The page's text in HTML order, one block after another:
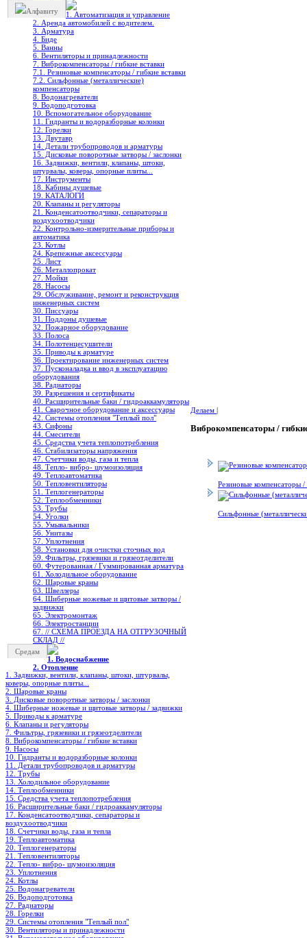
Алфавиту
1. Автоматизация и управление
2. Аренда автомобилей с водителем.
3. Арматура
4. Биде
5. Ванны
6. Вентиляторы и принадлежности
7. Виброкомпенсаторы / гибкие вставки
7.1. Резиновые компенсаторы / гибкие вставки
7.2. Сильфонные (металлические)
компенсаторы
8. Водонагреватели
9. Водоподготовка
10. Вспомогательное оборудование
11. Гидранты и водоразборные колонки
12. Горелки
13. Двутавр
14. Детали трубопроводов и арматуры
15. Дисковые поворотные затворы / заслонки
16. Задвижки, вентили, клапаны, штоки,
штурвалы, коверы, опорные плиты...
17. Инструменты
18. Кабины душевые
19. КАТАЛОГИ
20. Клапаны и регуляторы
21. Конденсатоотводчики, сепараторы и
воздухоотводчики
22. Контрольно-измерительные приборы и
автоматика
23. Котлы
24. Крепежные аксессуары
25. Лист
26. Металлопрокат
27. Мойки
28. Насосы
29. Обслуживание, ремонт и реконструкция
инженерных систем
30. Писсуары
31. Поддоны душевые
32. Пожарное оборудование
33. Полоса
34. Полотенцесушители
35. Приводы к арматуре
36. Проектирование инженерных систем
37. Пусконаладка и ввод в эксплуатацию
оборудования
38. Радиаторы
39. Разрешения и сертификаты
40. Расширительные баки / гидроаккамуляторы
41. Сварочное оборудование и аксессуары
42. Системы отопления "Теплый пол"
43. Сифоны
44. Смесители
45. Средства учета теплопотребления
46. Стабилизаторы напряжения
47. Счетчики воды, газа и тепла
48. Тепло- вибро- шумоизоляция
49. Теплоавтоматика
50. Тепловентиляторы
51. Теплогенераторы
52. Теплообменники
53. Трубы
54. Уголки
55. Умывальники
56. Унитазы
57. Уплотнения
58. Установки для очистки сточных вод
59. Фильтры, грязевики и грязеотделители
60. Футерованная / Гуммированная арматура
61. Холодильное oборудование
62. Шаровые краны
63. Швеллеры
64. Шиберные ножевые и щитовые затворы /
задвижки
65. Электромонтаж
66. Электростанции
67. // СХЕМА ПРОЕЗДА НА ОТГРУЗОЧНЫЙ
СКЛАД //
Средам
1. Водоснабжение
2. Отопление
1. Задвижки, вентили, клапаны, штоки, штурвалы,
коверы, опорные плиты...
2. Шаровые краны
3. Дисковые поворотные затворы / заслонки
4. Шиберные ножевые и щитовые затворы / задвижки
5. Приводы к арматуре
6. Клапаны и регуляторы
7. Фильтры, грязевики и грязеотделители
8. Виброкомпенсаторы / гибкие вставки
9. Насосы
10. Гидранты и водоразборные колонки
11. Детали трубопроводов и арматуры
12. Трубы
13. Холодильное oборудование
14. Теплообменники
15. Средства учета теплопотребления
16. Расширительные баки / гидроаккамуляторы
17. Конденсатоотводчики, сепараторы и
воздухоотводчики
18. Счетчики воды, газа и тепла
19. Теплоавтоматика
20. Теплогенераторы
21. Тепловентиляторы
22. Тепло- вибро- шумоизоляция
23. Уплотнения
24. Котлы
25. Водонагреватели
26. Водоподготовка
27. Радиаторы
28. Горелки
29. Системы отопления "Теплый пол"
30. Вентиляторы и принадлежности
Делаем |
Виброкомпенсаторы /
Резиновые компенсаторы /
Сильфонные